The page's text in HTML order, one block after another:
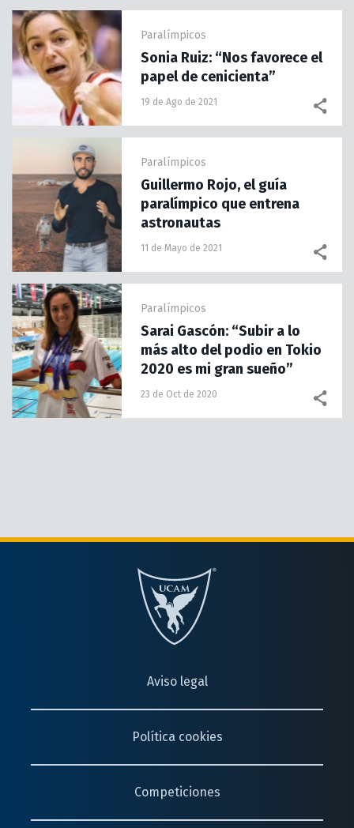
Paralímpicos
Sonia Ruiz: “Nos favorece el
papel de cenicienta”
19 de Ago de 2021
Paralímpicos
Guillermo Rojo, el guía
paralímpico que entrena
astronautas
11 de Mayo de 2021
Paralímpicos
Sarai Gascón: “Subir a lo
más alto del podio en Tokio
2020 es mi gran sueño”
23 de Oct de 2020
Aviso legal
Política cookies
Competiciones